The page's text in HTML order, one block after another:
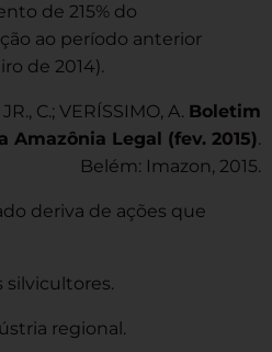
de 215% do
ao período anterior
de 2014).
C.; VERÍSSIMO, A. Boletim
Amazônia Legal (fev. 2015).
Belém: Imazon, 2015.
deriva de ações que
silvicultores.
regional.